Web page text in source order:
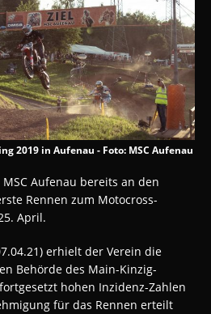
2019 in Aufenau - Foto: MSC Aufenau
Aufenau bereits an den
Rennen zum Motocross-
April.
erhielt der Verein die
Behörde des Main-Kinzig-
hohen Inzidenz-Zahlen
für das Rennen erteilt